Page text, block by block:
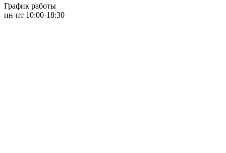
График работы
пн-пт 10:00-18:30